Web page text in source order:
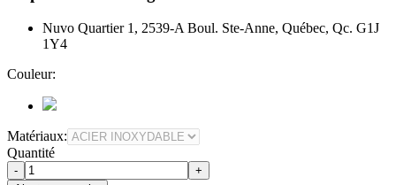
Nuvo Quartier 1, 2539-A Boul. Ste-Anne, Québec, Qc. G1J
1Y4
Couleur:
Matériaux:
Quantité
-
+